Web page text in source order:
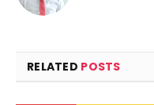
RELATED POSTS